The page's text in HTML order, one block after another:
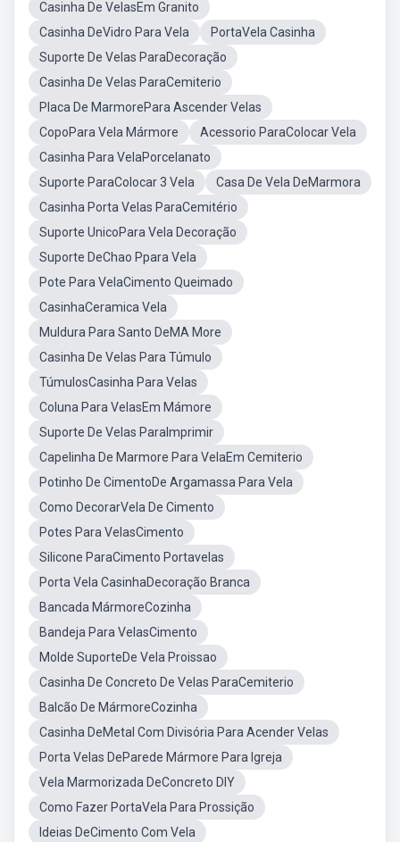
Casinha De VelasEm Granito
Casinha DeVidro Para Vela
PortaVela Casinha
Suporte De Velas ParaDecoração
Casinha De Velas ParaCemiterio
Placa De MarmorePara Ascender Velas
CopoPara Vela Mármore
Acessorio ParaColocar Vela
Casinha Para VelaPorcelanato
Suporte ParaColocar 3 Vela
Casa De Vela DeMarmora
Casinha Porta Velas ParaCemitério
Suporte UnicoPara Vela Decoração
Suporte DeChao Ppara Vela
Pote Para VelaCimento Queimado
CasinhaCeramica Vela
Muldura Para Santo DeMA More
Casinha De Velas Para Túmulo
TúmulosCasinha Para Velas
Coluna Para VelasEm Mámore
Suporte De Velas ParaImprimir
Capelinha De Marmore Para VelaEm Cemiterio
Potinho De CimentoDe Argamassa Para Vela
Como DecorarVela De Cimento
Potes Para VelasCimento
Silicone ParaCimento Portavelas
Porta Vela CasinhaDecoração Branca
Bancada MármoreCozinha
Bandeja Para VelasCimento
Molde SuporteDe Vela Proissao
Casinha De Concreto De Velas ParaCemiterio
Balcão De MármoreCozinha
Casinha DeMetal Com Divisória Para Acender Velas
Porta Velas DeParede Mármore Para Igreja
Vela Marmorizada DeConcreto DIY
Como Fazer PortaVela Para Prossição
Ideias DeCimento Com Vela